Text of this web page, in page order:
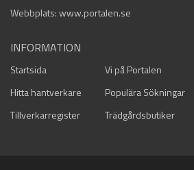
Webbplats: www.portalen.se
INFORMATION
Startsida Vi på Portalen
Hitta hantverkare
Populära Sökningar
Tillverkarregister
Trädgårdsbutiker